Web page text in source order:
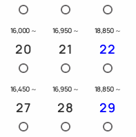
ご利用で、ステージ
ト還元されます。
＝1円単位で対象施
円分の各種電子マネ
16,000 ～ 16,950 ～ 18,850 ～
20
16,450 ～
21
16,950 ～
22
18,850 ～
27 28 29